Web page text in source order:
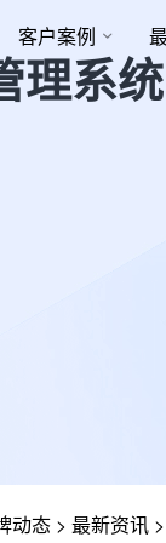
客户案例
理系统
动态 > 最新资讯 >